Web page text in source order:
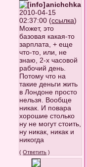
anichchka
2010-04-15
02:37:00 (ссылка)
Может, это
базовая какая-то
зарплата, + еще
что-то, или, не
знаю, 2-х часовой
рабочий день.
Потому что на
такие деньги жить
в Лондоне просто
нельзя. Вообще
никак. И повара
хорошие столько
ну не могут стоить,
ну никак, никак и
никогда
(Ответить )